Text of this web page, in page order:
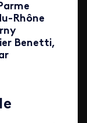
Rhône
Benetti,